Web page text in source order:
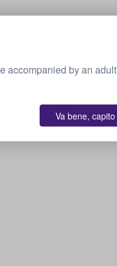
accompanied by an adult
Va bene, capito